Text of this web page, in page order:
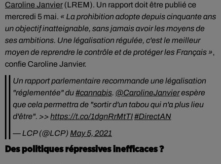
Caroline Janvier (LREM). Un rapport doit être publié ce
mercredi 5 mai. « La prohibition adopte depuis cinquante ans
un objectif inatteignable, sans jamais avoir les moyens de
ses ambitions. Une légalisation régulée, c'est le meilleur
moyen de reprendre le contrôle et de protéger les Français »,
confie Caroline Janvier.
Un rapport parlementaire recommande une légalisation
"réglementée" du#cannabis. @CarolineJanvierespère
que cela permettra de "sortir d'un tabou qui n'a plus lieu
d'être". >> https://t.co/1dgnRrMtTI#DirectAN
— LCP (@LCP) May 5, 2021
Des politiques répressives inefficaces ?